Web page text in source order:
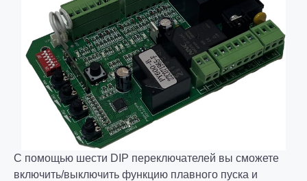
С помощью шести DIP переключателей вы сможете
включить/выключить функцию плавного пуска и